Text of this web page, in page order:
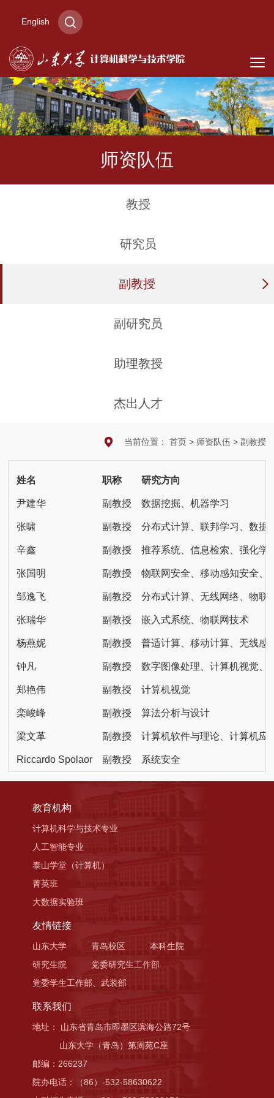
English
师资队伍
教授
研究员
副教授
副研究员
助理教授
杰出人才
当前位置： 首页> 师资队伍 > 副教授
姓名 职称 研究方向
尹建华 副教授 数据挖掘、机器学习
张啸 副教授 分布式计算、联邦学习、数据
辛鑫 副教授 推荐系统、信息检索、强化学
张国明 副教授 物联网安全、移动感知安全、
邹逸飞 副教授 分布式计算、无线网络、物联
张瑞华 副教授 嵌入式系统、物联网技术
杨燕妮 副教授 普适计算、移动计算、无线感
钟凡 副教授 数字图像处理、计算机视觉、
郑艳伟 副教授 计算机视觉
栾峻峰 副教授 算法分析与设计
梁文革 副教授 计算机软件与理论、计算机应
Riccardo Spolaor 副教授 系统安全
教育机构
计算机科学与技术专业
人工智能专业
泰山学堂（计算机）
菁英班
大数据实验班
友情链接
山东大学 青岛校区
本科生院
研究生院
党委研究生工作部
党委学生工作部、武装部
联系我们
地址： 山东省青岛市即墨区滨海公路72号
山东大学（青岛）第周苑C座
邮编：266237
院办电话：（86）-532-58630622